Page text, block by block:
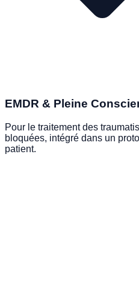
EMDR & Pleine
Pour le traitement des
bloquées, intégré dans un
patient.